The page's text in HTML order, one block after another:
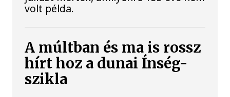
volt példa.
A múltban és ma is rossz
hírt hoz a dunai Ínség-
szikla